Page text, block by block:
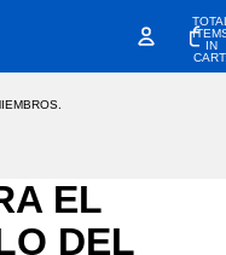
IN
EL
DEL